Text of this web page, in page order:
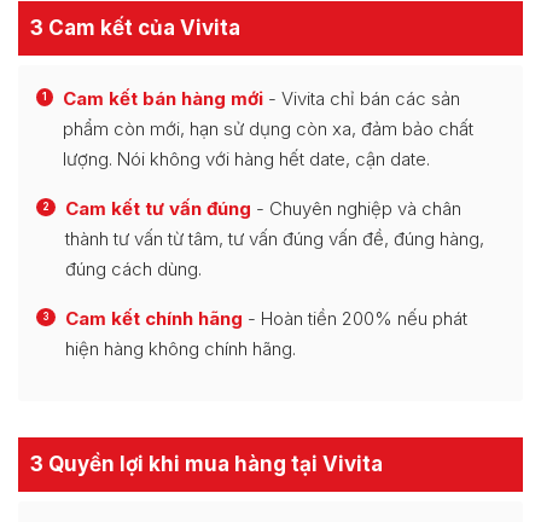
3 Cam kết của Vivita
1 Cam kết bán hàng mới - Vivita chỉ bán các sản
phẩm còn mới, hạn sử dụng còn xa, đảm bảo chất
lượng. Nói không với hàng hết date, cận date.
2 Cam kết tư vấn đúng - Chuyên nghiệp và chân
thành tư vấn từ tâm, tư vấn đúng vấn đề, đúng hàng,
đúng cách dùng.
3 Cam kết chính hãng - Hoàn tiền 200% nếu phát
hiện hàng không chính hãng.
3 Quyền lợi khi mua hàng tại Vivita